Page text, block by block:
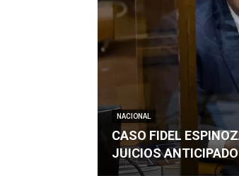
NACIONAL
CASO FIDEL
JUICIOS